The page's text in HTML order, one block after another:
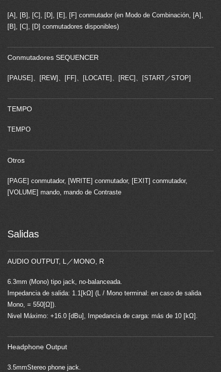
[A], [B], [C], [D], [E], [F] conmutador (en Modo de Combinación, [A],
[B], [C], [D] conmutadores disponibles)
Conmutadores SEQUENCER
[PAUSE]、[REW]、[FF]、[LOCATE]、[REC]、[START／STOP]
TEMPO
TEMPO
Otros
[PAGE] conmutador, [WRITE] conmutador, [EXIT] conmutador,
[VOLUME] mando, mando de Contraste
Salidas
AUDIO OUTPUT, L／MONO, R
6.3mm (Mono) tipo jack, no-balanceada.
Impedancia de salida: 1.1[kΩ] (L / Mono terminal: en caso de salida
Mono, = 550[Ω]).
Nivel Máximo: +16.0 [dBu], Impedancia de carga: más de 10 [kΩ].
Headphone Output
3.5mmStereo phone jack.